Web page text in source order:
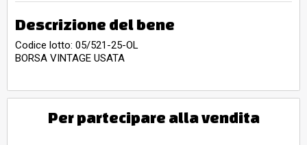
Descrizione del bene
Codice lotto: 05/521-25-OL
BORSA VINTAGE USATA
Per partecipare alla vendita